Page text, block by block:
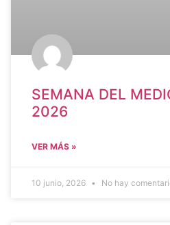
SEMANA DEL
2026
VER MÁS »
10 junio, 2026 No hay